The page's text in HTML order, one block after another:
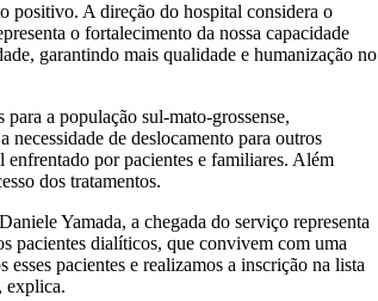
positivo. A direção do hospital considera o
o fortalecimento da nossa capacidade
garantindo mais qualidade e humanização no
a população sul-mato-grossense,
de deslocamento para outros
enfrentado por pacientes e familiares. Além
dos tratamentos.
Yamada, a chegada do serviço representa
pacientes dialíticos, que convivem com uma
pacientes e realizamos a inscrição na lista
explica.